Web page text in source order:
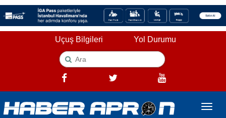
Uçuş Bilgileri Yol Durumu
Toggle